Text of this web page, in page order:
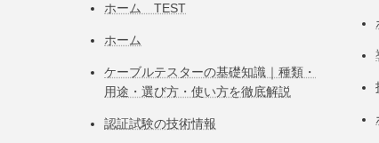
ホーム TEST
ホーム
ケーブルテスターの基礎知識｜種類・
用途・選び方・使い方を徹底解説
認証試験の技術情報